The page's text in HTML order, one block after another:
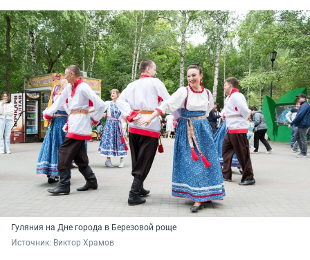
Гуляния на Дне города в Березовой роще
Источник: Виктор Храмов